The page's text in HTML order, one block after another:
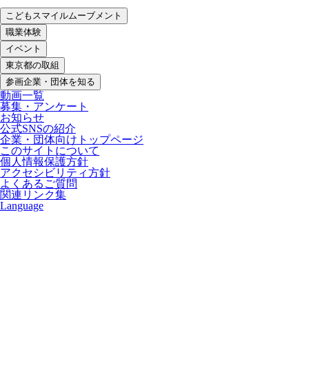
こどもスマイルムーブメント
職業体験
イベント
東京都の取組
参画企業・団体を知る
動画一覧
募集・アンケート
お知らせ
公式SNSの紹介
企業・団体向けトップページ
このサイトについて
個人情報保護方針
アクセシビリティ方針
よくあるご質問
関連リンク集
Language